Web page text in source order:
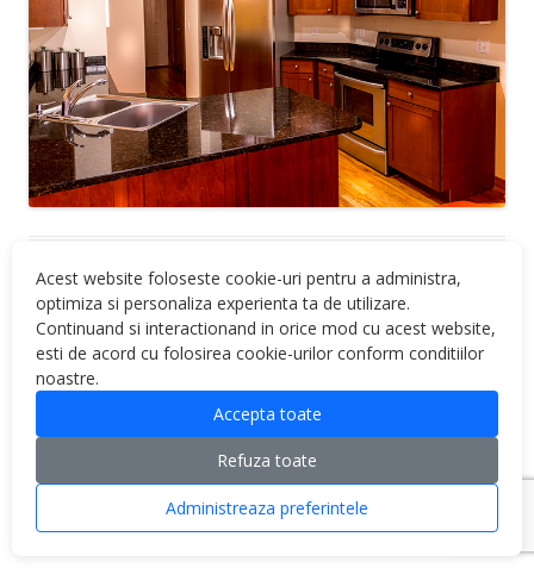
Acest website foloseste cookie-uri pentru a administra,
optimiza si personaliza experienta ta de utilizare.
Continuand si interactionand in orice mod cu acest website,
esti de acord cu folosirea cookie-urilor conform conditiilor
noastre.
Accepta toate
Refuza toate
Administreaza preferintele
Proudly powered by WordPress